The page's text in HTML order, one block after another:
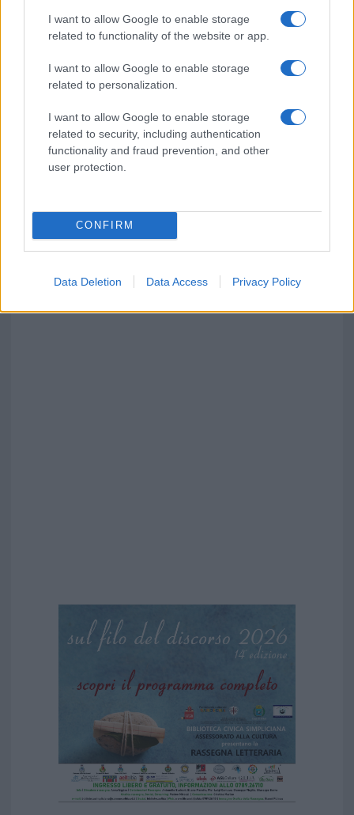
I want to allow Google to enable storage
related to functionality of the website or app.
I want to allow Google to enable storage
related to personalization.
I want to allow Google to enable storage
related to security, including authentication
functionality and fraud prevention, and other
user protection.
CONFIRM
Data Deletion Data Access Privacy Policy